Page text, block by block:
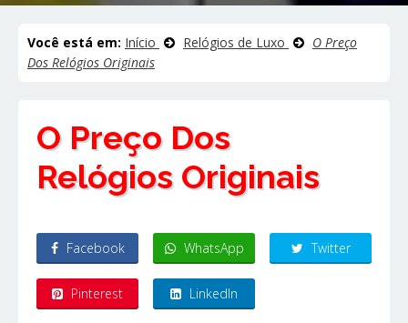
Você está em: Início Relógios de Luxo
O Preço
Dos Relógios Originais
O Preço Dos
Relógios Originais
Facebook WhatsApp Twitter
Pinterest LinkedIn